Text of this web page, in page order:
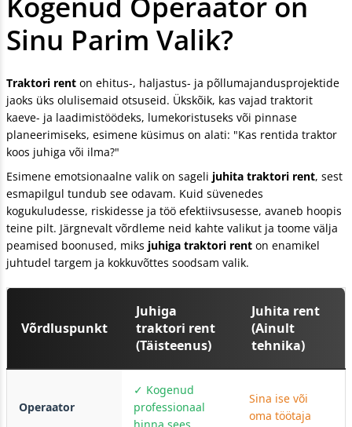
Sinu Parim Valik?
Traktori rent on ehitus-, haljastus- ja põllumajandusprojektide
jaoks üks olulisemaid otsuseid. Ükskõik, kas vajad traktorit
kaeve- ja laadimistöödeks, lumekoristuseks või pinnase
planeerimiseks, esimene küsimus on alati: "Kas rentida traktor
koos juhiga või ilma?"
Esimene emotsionaalne valik on sageli juhita traktori rent, sest
esmapilgul tundub see odavam. Kuid süvenedes
kogukuludesse, riskidesse ja töö efektiivsusesse, avaneb hoopis
teine pilt. Järgnevalt võrdleme neid kahte valikut ja toome välja
peamised boonused, miks juhiga traktori rent on enamikel
juhtudel targem ja kokkuvõttes soodsam valik.
Võrdluspunkt
Juhiga
traktori rent
(Täisteenus)
Juhita rent
(Ainult
tehnika)
Operaator
✓ Kogenud
professionaal
Sina ise või
oma töötaja